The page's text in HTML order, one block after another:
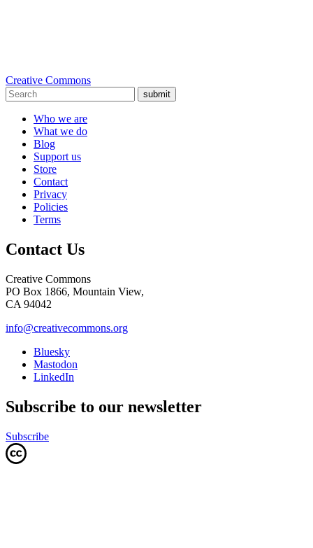
Creative Commons
submit
Who we are
What we do
Blog
Support us
Store
Contact
Privacy
Policies
Terms
Contact Us
Creative Commons
PO Box 1866, Mountain View,
CA 94042
info@creativecommons.org
Bluesky
Mastodon
LinkedIn
Subscribe to our newsletter
Subscribe